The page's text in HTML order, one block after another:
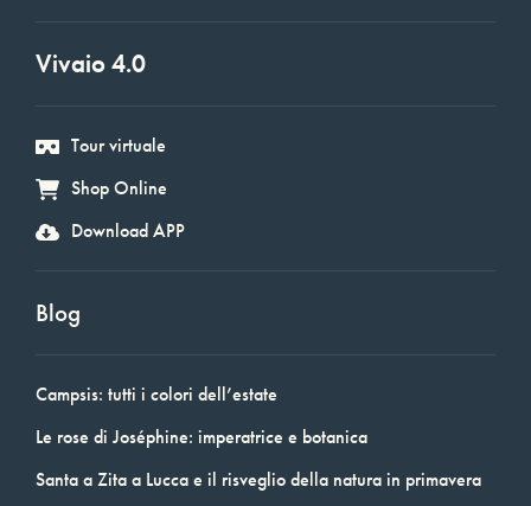
Vivaio 4.0
Tour virtuale
Shop Online
Download APP
Blog
Campsis: tutti i colori dell’estate
Le rose di Joséphine: imperatrice e botanica
Santa a Zita a Lucca e il risveglio della natura in primavera